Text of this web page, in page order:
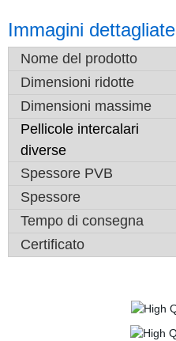
Immagini dettagliate
Nome del prodotto
Dimensioni ridotte
Dimensioni massime
Pellicole intercalari
diverse
Spessore PVB
Spessore
Tempo di consegna
Certificato